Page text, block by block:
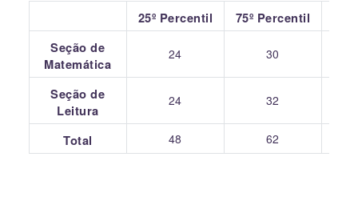
25º Percentil 75º Percentil
Seção de
Matemática
24 30
Seção de
Leitura
24 32
Total 48 62